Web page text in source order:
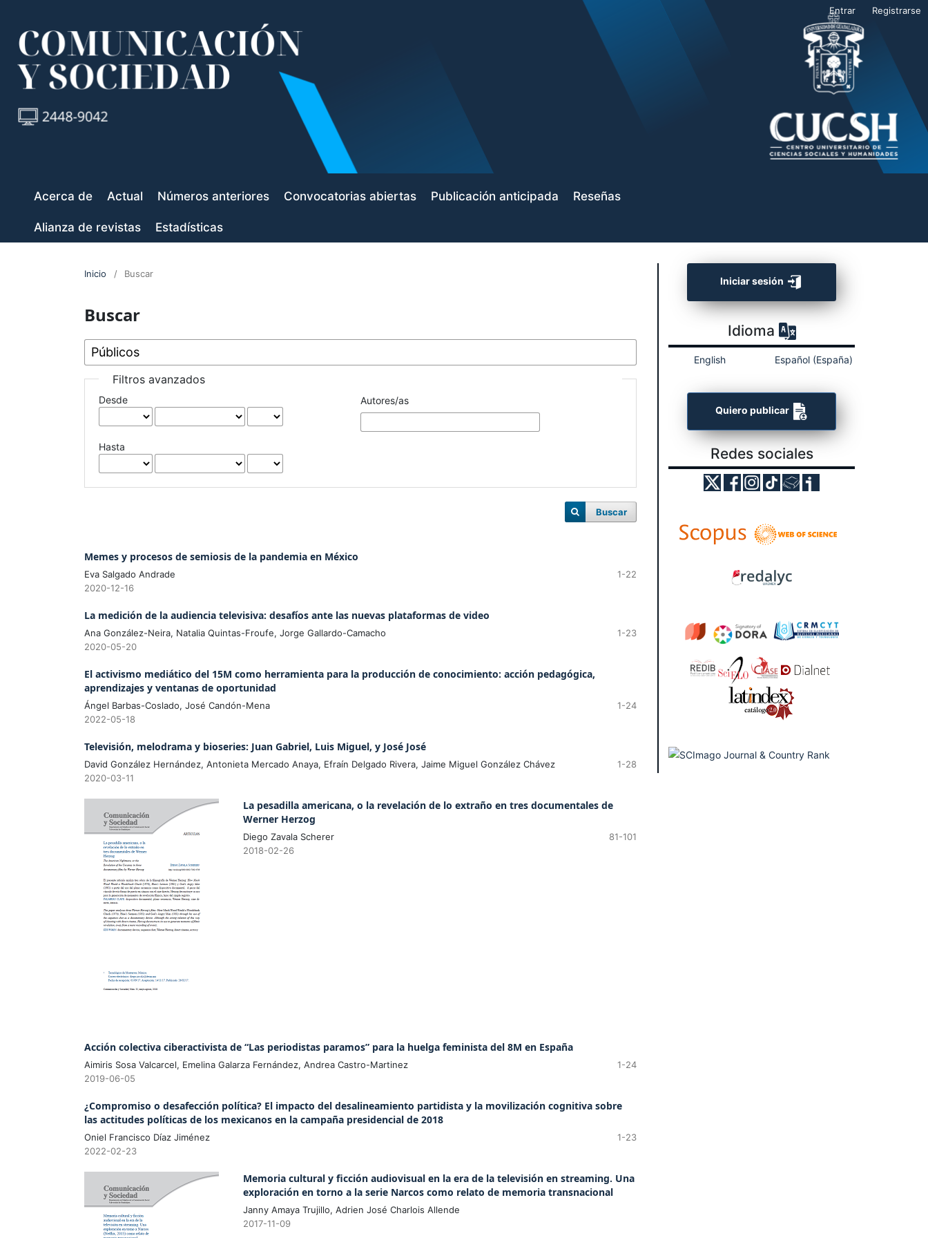
Acerca de Actual Números anteriores Convocatorias abiertas Publicación anticipada Reseñas
Alianza de revistas Estadísticas
Entrar Registrarse
Inicio / Buscar
Buscar
Filtros avanzados
Desde
Hasta
Autores/as
Buscar
Memes y procesos de semiosis de la pandemia en México
Eva Salgado Andrade
1-22
2020-12-16
La medición de la audiencia televisiva: desafíos ante las nuevas plataformas de video
Ana González-Neira, Natalia Quintas-Froufe, Jorge Gallardo-Camacho
1-23
2020-05-20
El activismo mediático del 15M como herramienta para la producción de conocimiento: acción pedagógica,
aprendizajes y ventanas de oportunidad
Ángel Barbas-Coslado, José Candón-Mena
1-24
2022-05-18
Televisión, melodrama y bioseries: Juan Gabriel, Luis Miguel, y José José
David González Hernández, Antonieta Mercado Anaya, Efraín Delgado Rivera, Jaime Miguel González Chávez
1-28
2020-03-11
La pesadilla americana, o la revelación de lo extraño en tres documentales de
Werner Herzog
Diego Zavala Scherer
81-101
2018-02-26
Acción colectiva ciberactivista de “Las periodistas paramos” para la huelga feminista del 8M en España
Aimiris Sosa Valcarcel, Emelina Galarza Fernández, Andrea Castro-Martinez
1-24
2019-06-05
¿Compromiso o desafección política? El impacto del desalineamiento partidista y la movilización cognitiva sobre
las actitudes políticas de los mexicanos en la campaña presidencial de 2018
Oniel Francisco Díaz Jiménez
1-23
2022-02-23
Memoria cultural y ficción audiovisual en la era de la televisión en streaming. Una
exploración en torno a la serie Narcos como relato de memoria transnacional
Janny Amaya Trujillo, Adrien José Charlois Allende
2017-11-09
Iniciar sesión
Idioma
English Español (España)
Quiero publicar
Redes sociales